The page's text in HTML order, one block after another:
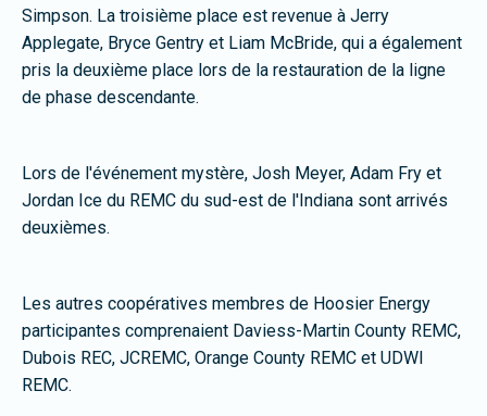
Simpson. La troisième place est revenue à Jerry
Applegate, Bryce Gentry et Liam McBride, qui a également
pris la deuxième place lors de la restauration de la ligne
de phase descendante.
Lors de l'événement mystère, Josh Meyer, Adam Fry et
Jordan Ice du REMC du sud-est de l'Indiana sont arrivés
deuxièmes.
Les autres coopératives membres de Hoosier Energy
participantes comprenaient Daviess-Martin County REMC,
Dubois REC, JCREMC, Orange County REMC et UDWI
REMC.